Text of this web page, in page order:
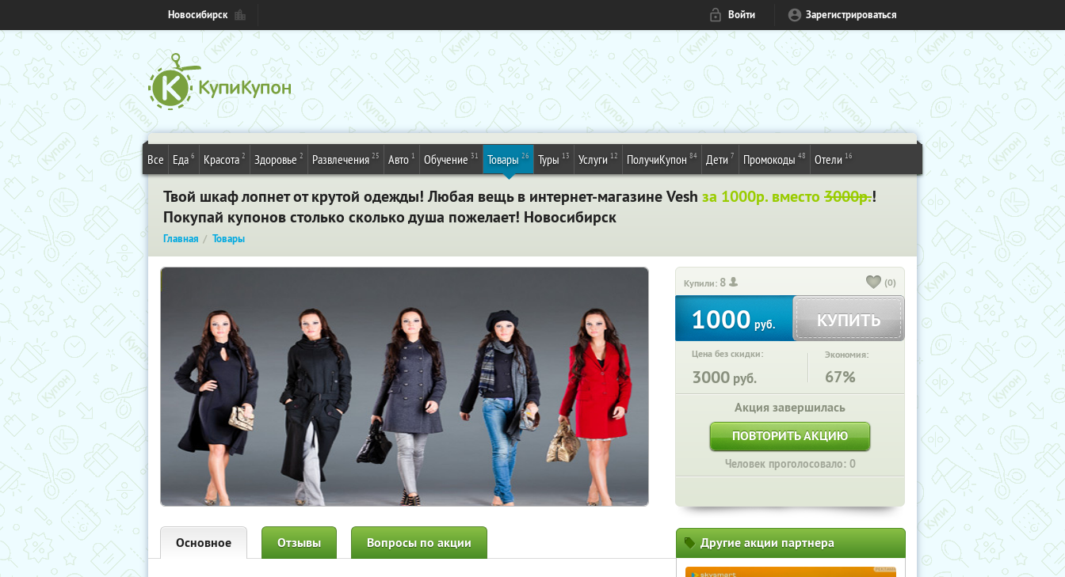
Новосибирск Войти Зарегистрироваться
Все Еда 6 Красота 2 Здоровье 2 Развлечения 25 Авто 1 Обучение 31 Товары 26 Туры 13 Услуги 12 ПолучиКупон 84 Дети 7 Промокоды 48 Отели 16
Твой шкаф лопнет от крутой одежды! Любая вещь в интернет-магазине Vesh за 1000р. вместо 3000р.!
Покупай купонов столько сколько душа пожелает! Новосибирск
Главная Товары
Купили: 8 (0)
1000руб. КУПИТЬ
Цена без скидки:
3000 руб.
Экономия:
67%
Акция завершилась
ПОВТОРИТЬ АКЦИЮ
Человек проголосовало: 0
Основное Отзывы Вопросы по акции Другие акции партнера